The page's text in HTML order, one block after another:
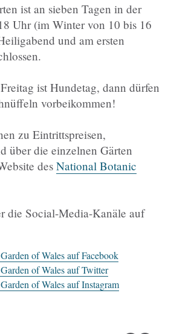
ist an sieben Tagen in der
Uhr (im Winter von 10 bis 16
und am ersten
ist Hundetag, dann dürfen
vorbeikommen!
zu Eintrittspreisen,
über die einzelnen Gärten
desNational Botanic
die Social-Media-Kanäle auf
of Wales auf Facebook
of Wales auf Twitter
of Wales auf Instagram